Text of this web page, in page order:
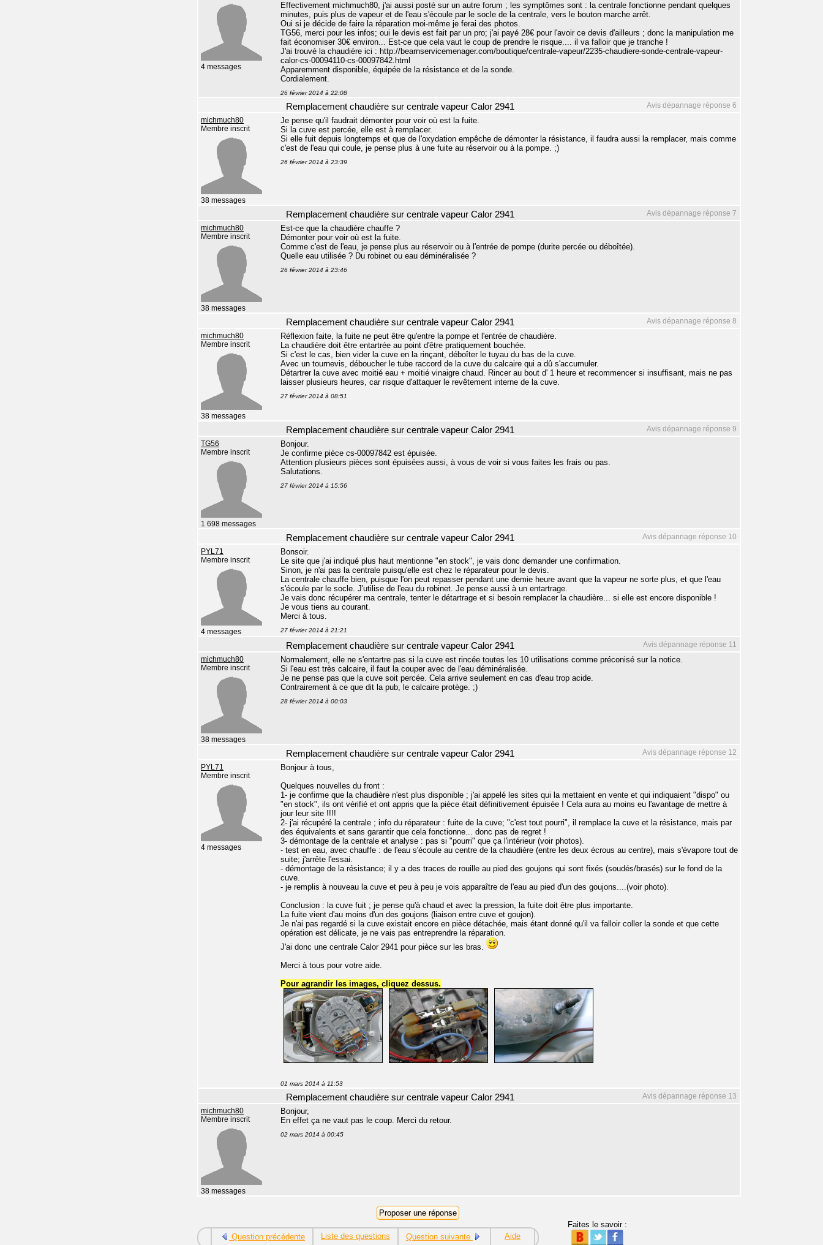
4 messages
Effectivement michmuch80, j'ai aussi posté sur un autre forum ; les symptômes sont : la centrale fonctionne pendant quelques
minutes, puis plus de vapeur et de l'eau s'écoule par le socle de la centrale, vers le bouton marche arrêt.
Oui si je décide de faire la réparation moi-même je ferai des photos.
TG56, merci pour les infos; oui le devis est fait par un pro; j'ai payé 28€ pour l'avoir ce devis d'ailleurs ; donc la manipulation me
fait économiser 30€ environ... Est-ce que cela vaut le coup de prendre le risque.... il va falloir que je tranche !
J'ai trouvé la chaudière ici : http://bearnservicemenager.com/boutique/centrale-vapeur/2235-chaudiere-sonde-centrale-vapeur-
calor-cs-00094110-cs-00097842.html
Apparemment disponible, équipée de la résistance et de la sonde.
Cordialement.
26 février 2014 à 22:08
Avis dépannage réponse 6
Remplacement chaudière sur centrale vapeur Calor 2941
michmuch80
Membre inscrit
38 messages
Je pense qu'il faudrait démonter pour voir où est la fuite.
Si la cuve est percée, elle est à remplacer.
Si elle fuit depuis longtemps et que de l'oxydation empêche de démonter la résistance, il faudra aussi la remplacer, mais comme
c'est de l'eau qui coule, je pense plus à une fuite au réservoir ou à la pompe. ;)
26 février 2014 à 23:39
Avis dépannage réponse 7
Remplacement chaudière sur centrale vapeur Calor 2941
michmuch80
Membre inscrit
38 messages
Est-ce que la chaudière chauffe ?
Démonter pour voir où est la fuite.
Comme c'est de l'eau, je pense plus au réservoir ou à l'entrée de pompe (durite percée ou déboîtée).
Quelle eau utilisée ? Du robinet ou eau déminéralisée ?
26 février 2014 à 23:46
Avis dépannage réponse 8
Remplacement chaudière sur centrale vapeur Calor 2941
michmuch80
Membre inscrit
38 messages
Réflexion faite, la fuite ne peut être qu'entre la pompe et l'entrée de chaudière.
La chaudière doit être entartrée au point d'être pratiquement bouchée.
Si c'est le cas, bien vider la cuve en la rinçant, déboîter le tuyau du bas de la cuve.
Avec un tournevis, déboucher le tube raccord de la cuve du calcaire qui a dû s'accumuler.
Détartrer la cuve avec moitié eau + moitié vinaigre chaud. Rincer au bout d' 1 heure et recommencer si insuffisant, mais ne pas
laisser plusieurs heures, car risque d'attaquer le revêtement interne de la cuve.
27 février 2014 à 08:51
Avis dépannage réponse 9
Remplacement chaudière sur centrale vapeur Calor 2941
TG56
Membre inscrit
1 698 messages
Bonjour.
Je confirme pièce cs-00097842 est épuisée.
Attention plusieurs pièces sont épuisées aussi, à vous de voir si vous faites les frais ou pas.
Salutations.
27 février 2014 à 15:56
Avis dépannage réponse 10
Remplacement chaudière sur centrale vapeur Calor 2941
PYL71
Membre inscrit
4 messages
Bonsoir.
Le site que j'ai indiqué plus haut mentionne "en stock", je vais donc demander une confirmation.
Sinon, je n'ai pas la centrale puisqu'elle est chez le réparateur pour le devis.
La centrale chauffe bien, puisque l'on peut repasser pendant une demie heure avant que la vapeur ne sorte plus, et que l'eau
s'écoule par le socle. J'utilise de l'eau du robinet. Je pense aussi à un entartrage.
Je vais donc récupérer ma centrale, tenter le détartrage et si besoin remplacer la chaudière... si elle est encore disponible !
Je vous tiens au courant.
Merci à tous.
27 février 2014 à 21:21
Avis dépannage réponse 11
Remplacement chaudière sur centrale vapeur Calor 2941
michmuch80
Membre inscrit
38 messages
Normalement, elle ne s'entartre pas si la cuve est rincée toutes les 10 utilisations comme préconisé sur la notice.
Si l'eau est très calcaire, il faut la couper avec de l'eau déminéralisée.
Je ne pense pas que la cuve soit percée. Cela arrive seulement en cas d'eau trop acide.
Contrairement à ce que dit la pub, le calcaire protège. ;)
28 février 2014 à 00:03
Avis dépannage réponse 12
Remplacement chaudière sur centrale vapeur Calor 2941
PYL71
Membre inscrit
4 messages
Bonjour à tous,
Quelques nouvelles du front :
1- je confirme que la chaudière n'est plus disponible ; j'ai appelé les sites qui la mettaient en vente et qui indiquaient "dispo" ou
"en stock", ils ont vérifié et ont appris que la pièce était définitivement épuisée ! Cela aura au moins eu l'avantage de mettre à
jour leur site !!!!
2- j'ai récupéré la centrale ; info du réparateur : fuite de la cuve; "c'est tout pourri", il remplace la cuve et la résistance, mais par
des équivalents et sans garantir que cela fonctionne... donc pas de regret !
3- démontage de la centrale et analyse : pas si "pourri" que ça l'intérieur (voir photos).
- test en eau, avec chauffe : de l'eau s'écoule au centre de la chaudière (entre les deux écrous au centre), mais s'évapore tout de
suite; j'arrête l'essai.
- démontage de la résistance; il y a des traces de rouille au pied des goujons qui sont fixés (soudés/brasés) sur le fond de la
cuve.
- je remplis à nouveau la cuve et peu à peu je vois apparaître de l'eau au pied d'un des goujons....(voir photo).
Conclusion : la cuve fuit ; je pense qu'à chaud et avec la pression, la fuite doit être plus importante.
La fuite vient d'au moins d'un des goujons (liaison entre cuve et goujon).
Je n'ai pas regardé si la cuve existait encore en pièce détachée, mais étant donné qu'il va falloir coller la sonde et que cette
opération est délicate, je ne vais pas entreprendre la réparation.
J'ai donc une centrale Calor 2941 pour pièce sur les bras.
Merci à tous pour votre aide.
Pour agrandir les images, cliquez dessus.
01 mars 2014 à 11:53
Avis dépannage réponse 13
Remplacement chaudière sur centrale vapeur Calor 2941
michmuch80
Membre inscrit
38 messages
Bonjour,
En effet ça ne vaut pas le coup. Merci du retour.
02 mars 2014 à 00:45
Question précédente Liste des questions Question suivante Aide
Faites le savoir :